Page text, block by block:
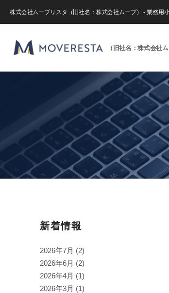
株式会社ムーブリスタ（旧社名：株式会社ムーブ） - 業務用
（旧社名：株式会社ム
新着情報
2026年7月 (2)
2026年6月 (2)
2026年4月 (1)
2026年3月 (1)